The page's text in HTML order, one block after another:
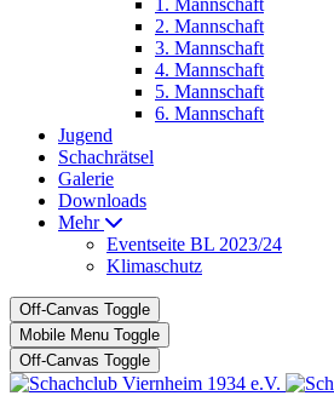
1. Mannschaft
2. Mannschaft
3. Mannschaft
4. Mannschaft
5. Mannschaft
6. Mannschaft
Jugend
Schachrätsel
Galerie
Downloads
Mehr
Eventseite BL 2023/24
Klimaschutz
Off-Canvas Toggle
Mobile Menu Toggle
Off-Canvas Toggle